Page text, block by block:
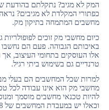
המק לא מגיב? נתקלתם בהודעת
כפתורי המקלדת לא מגיבים?
מחשבים המתמחה בתיקון מק.
כיום מחשבי מק זוכים לפופולריות
באיכותם הגבוהה. פעם הם
אלו העוסקים בתחומי העיצוב,
טרנדיים גם בשימוש ביתי רגיל.
למרות שכל המחשבים הם בעלי
מחשבי מק הוא אינו עבודה לכל
להיות טכנאי מחשבים מוסמך
וכאלו יש במעבדת המחשבים של 938.